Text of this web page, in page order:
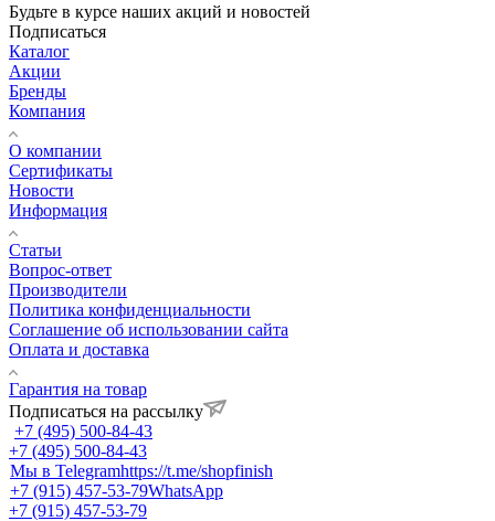
Будьте в курсе наших акций и новостей
Подписаться
Каталог
Акции
Бренды
Компания
О компании
Сертификаты
Новости
Информация
Статьи
Вопрос-ответ
Производители
Политика конфиденциальности
Соглашение об использовании сайта
Оплата и доставка
Гарантия на товар
Подписаться на рассылку
+7 (495) 500-84-43
+7 (495) 500-84-43
Мы в Telegramhttps://t.me/shopfinish
+7 (915) 457-53-79WhatsApp
+7 (915) 457-53-79